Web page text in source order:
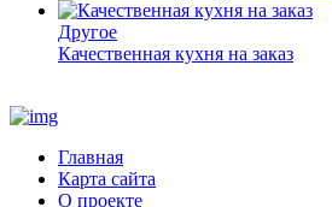
Другое
Качественная кухня на заказ
Главная
Карта сайта
О проекте